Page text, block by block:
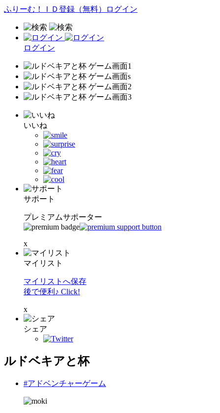
ふりーむ！ＩＤ登録（無料） ログイン
ログイン
いいね
サポート
プレミアムサポーター
x
マイリスト
マイリストへ保存
後で便利♪ Click!
x
シェア
ルドベキアと杯
#アドベンチャーゲーム